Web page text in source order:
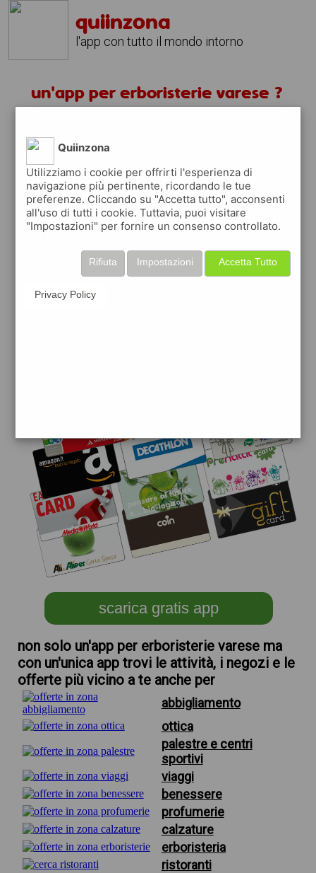
quiinzona
l'app con tutto il mondo intorno
un'app per erboristerie varese ?
quiinzona è una app
gratuita
che ti aiuta se cerchi 'un'app per
erboristerie varese ? ' e che ti premia ogni
volta che la usi
raccogli punti da convertire inbuoni sconto
o gift card
per fare la spesa, fare
scarica gratis app
non solo un'app per erboristerie varese ma
con un'unica app trovi le attività, i negozi e le
offerte più vicino a te anche per
abbigliamento
ottica
palestre e centri
sportivi
viaggi
benessere
profumerie
calzature
erboristeria
ristoranti
Quiinzona
Utilizziamo i cookie per offrirti l'esperienza di
navigazione più pertinente, ricordando le tue
preferenze. Cliccando su "Accetta tutto", acconsenti
all'uso di tutti i cookie. Tuttavia, puoi visitare
"Impostazioni" per fornire un consenso controllato.
Accetta Tutto
Impostazioni
Rifiuta
Privacy Policy